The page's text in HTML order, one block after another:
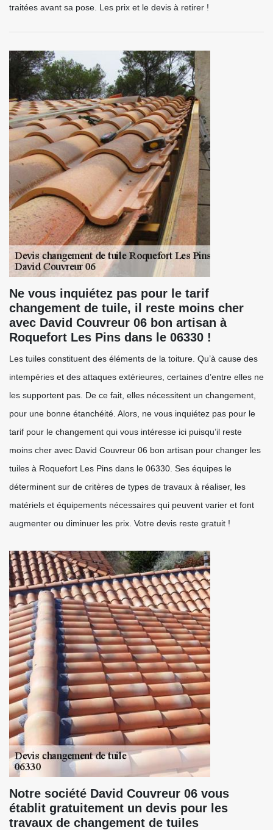
traitées avant sa pose. Les prix et le devis à retirer !
Ne vous inquiétez pas pour le tarif
changement de tuile, il reste moins cher
avec David Couvreur 06 bon artisan à
Roquefort Les Pins dans le 06330 !
Les tuiles constituent des éléments de la toiture. Qu’à cause des
intempéries et des attaques extérieures, certaines d’entre elles ne
les supportent pas. De ce fait, elles nécessitent un changement,
pour une bonne étanchéité. Alors, ne vous inquiétez pas pour le
tarif pour le changement qui vous intéresse ici puisqu’il reste
moins cher avec David Couvreur 06 bon artisan pour changer les
tuiles à Roquefort Les Pins dans le 06330. Ses équipes le
déterminent sur de critères de types de travaux à réaliser, les
matériels et équipements nécessaires qui peuvent varier et font
augmenter ou diminuer les prix. Votre devis reste gratuit !
Notre société David Couvreur 06 vous
établit gratuitement un devis pour les
travaux de changement de tuiles